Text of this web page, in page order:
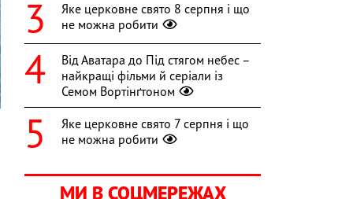
Яке церковне свято 8 серпня і що
не можна робити
Від Аватара до Під стягом небес –
найкращі фільми й серіали із
Семом Вортінґтоном
Яке церковне свято 7 серпня і що
не можна робити
МИ В СОЦМЕРЕЖАХ